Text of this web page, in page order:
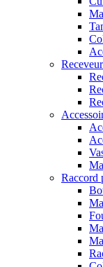
Raccord